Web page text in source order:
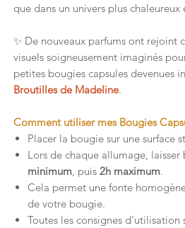
que dans un univers plus
✨ De nouveaux parfums ont rejoint
visuels soigneusement imaginés
petites bougies capsules devenues
Broutilles de Madeline.
Comment utiliser mes Bougies
Placer la bougie sur une surface
Lors de chaque allumage,
minimum, puis 2h maximum.
Cela permet une fonte
de votre bougie.
Toutes les consignes